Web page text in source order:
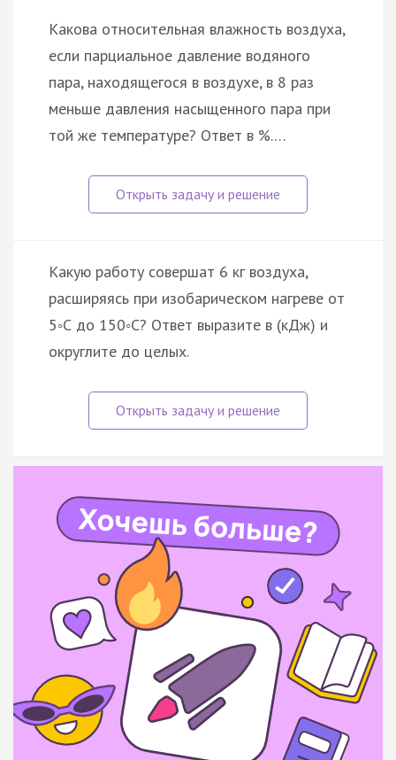
Какова относительная влажность воздуха,
если парциальное давление водяного
пара, находящегося в воздухе, в 8 раз
меньше давления насыщенного пара при
той же температуре? Ответ в %.…
Какую работу совершат 6 кг воздуха,
расширяясь при изобарическом нагреве от
5◦С до 150◦С? Ответ выразите в (кДж) и
округлите до целых.